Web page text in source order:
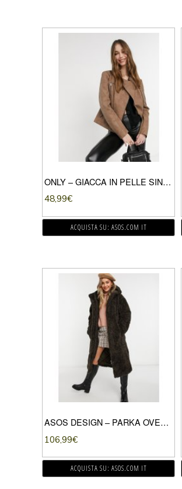
ONLY – GIACCA IN PELLE SINTETICA MARRONE
48,99€
ACQUISTA SU: ASOS.COM IT
ASOS DESIGN – PARKA OVERSIZE IN PILE BORG CON CAPPUCCIO MARRONE
106,99€
ACQUISTA SU: ASOS.COM IT